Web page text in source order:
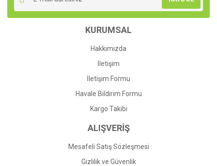
Ürün açıklamasında eksik bilgiler bulunuyor.
Ürün bilgilerinde hatalar bulunuyor.
Ürün fiyatı diğer sitelerden daha pahalı.
Gönder
KURUMSAL
Hakkımızda
İletişim
İletişim Formu
Havale Bildirim Formu
Kargo Takibi
ALIŞVERİŞ
Mesafeli Satış Sözleşmesi
Gizlilik ve Güvenlik